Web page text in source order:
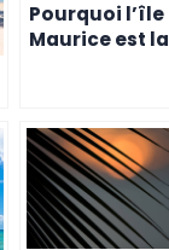
Pourquoi l’île
Maurice est la
entrepreneurs